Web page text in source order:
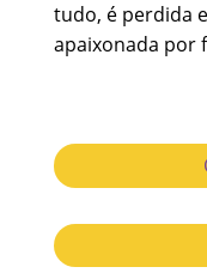
tudo, é perdida
apaixonada por